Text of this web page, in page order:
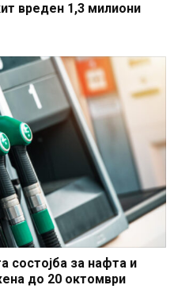
вреден 1,3 милиони
состојба за нафта и
до 20 октомври